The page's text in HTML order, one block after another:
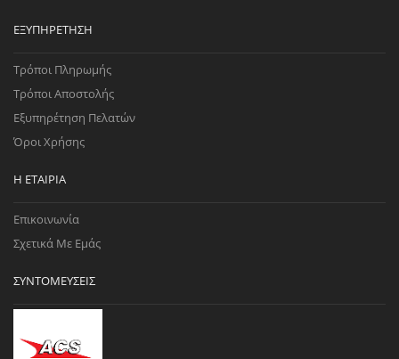
ΕΞΥΠΗΡΈΤΗΣΗ
Τρόποι Πληρωμής
Τρόποι Αποστολής
Εξυπηρέτηση Πελατών
Όροι Χρήσης
Η ΕΤΑΙΡΊΑ
Επικοινωνία
Σχετικά Με Εμάς
ΣΥΝΤΟΜΕΎΣΕΙΣ